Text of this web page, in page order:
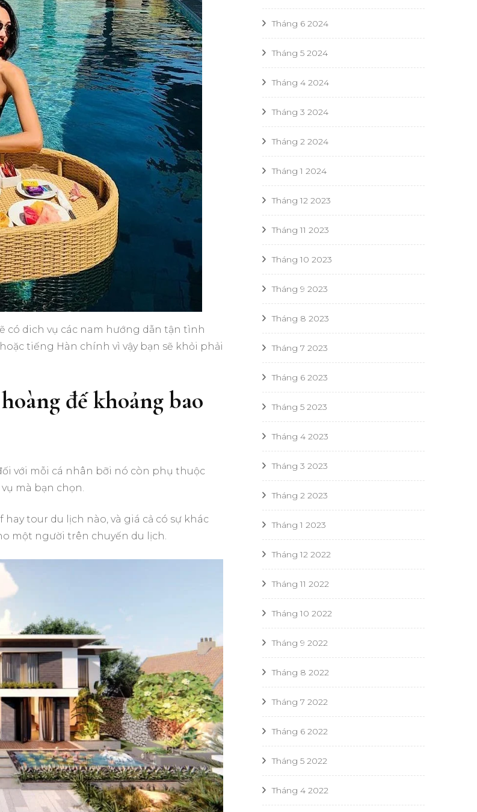
có dich vụ các nam hướng dẫn tận tình
tiếng Hàn chính vì vậy bạn sẽ khỏi phải
đế khoảng bao
với mỗi cá nhân bỡi nó còn phụ thuộc
mà bạn chọn.
tour du lịch nào, và giá cả có sự khác
một người trên chuyến du lịch.
Tháng 6 2024
Tháng 5 2024
Tháng 4 2024
Tháng 3 2024
Tháng 2 2024
Tháng 1 2024
Tháng 12 2023
Tháng 11 2023
Tháng 10 2023
Tháng 9 2023
Tháng 8 2023
Tháng 7 2023
Tháng 6 2023
Tháng 5 2023
Tháng 4 2023
Tháng 3 2023
Tháng 2 2023
Tháng 1 2023
Tháng 12 2022
Tháng 11 2022
Tháng 10 2022
Tháng 9 2022
Tháng 8 2022
Tháng 7 2022
Tháng 6 2022
Tháng 5 2022
Tháng 4 2022